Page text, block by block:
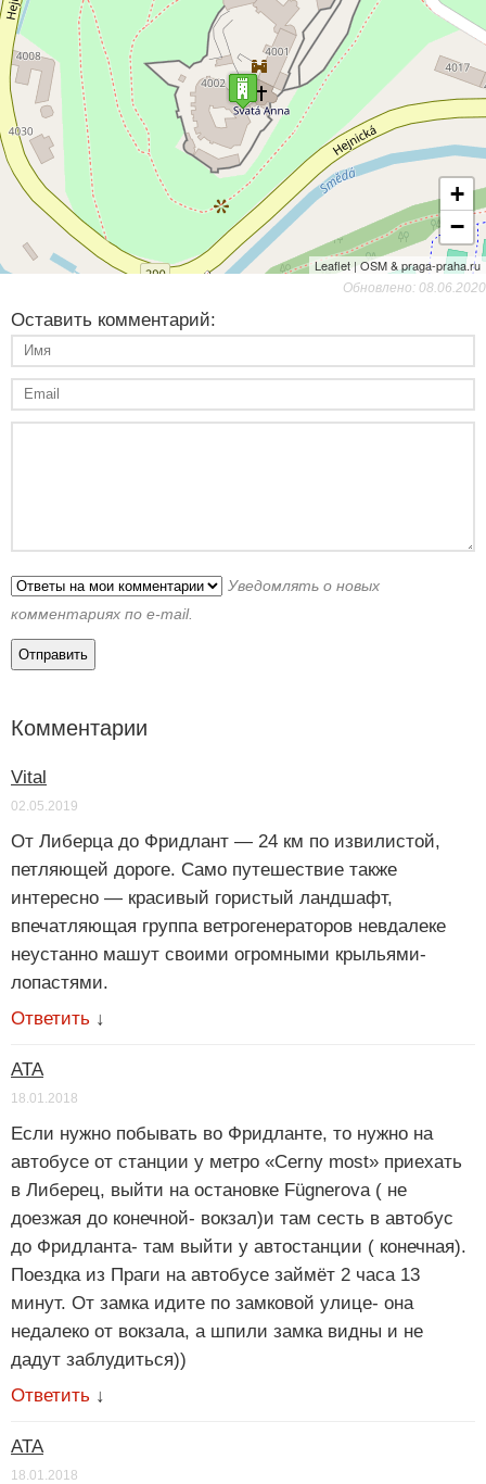
+
−
Leaflet | OSM & praga-praha.ru
Обновлено: 08.06.2020
Оставить комментарий:
Уведомлять о новых
комментариях по e-mail.
Комментарии
Vital
02.05.2019
От Либерца до Фридлант — 24 км по извилистой,
петляющей дороге. Само путешествие также
интересно — красивый гористый ландшафт,
впечатляющая группа ветрогенераторов невдалеке
неустанно машут своими огромными крыльями-
лопастями.
Ответить ↓
АТА
18.01.2018
Если нужно побывать во Фридланте, то нужно на
автобусе от станции у метро «Cerny most» приехать
в Либерец, выйти на остановке Fügnerova ( не
доезжая до конечной- вокзал)и там сесть в автобус
до Фридланта- там выйти у автостанции ( конечная).
Поездка из Праги на автобусе займёт 2 часа 13
минут. От замка идите по замковой улице- она
недалеко от вокзала, а шпили замка видны и не
дадут заблудиться))
Ответить ↓
АТА
18.01.2018